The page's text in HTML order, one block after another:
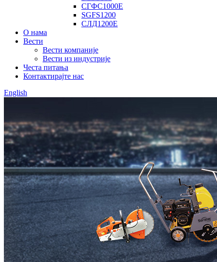
СГФС1000Е
SGFS1200
СЛД1200Е
О нама
Вести
Вести компаније
Вести из индустрије
Честа питања
Контактирајте нас
English